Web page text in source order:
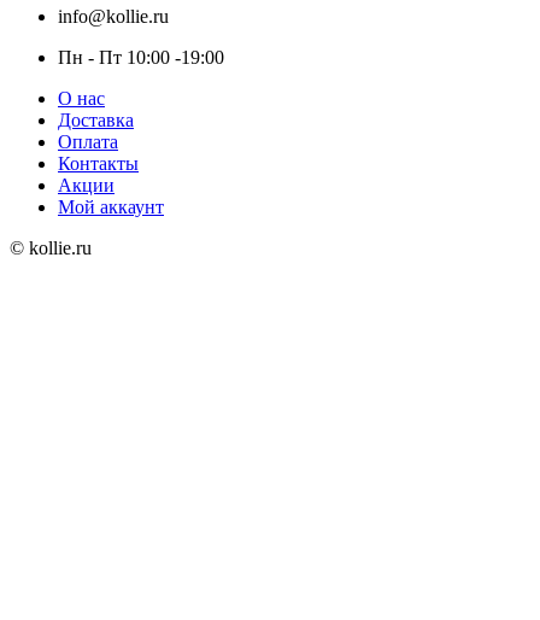
info@kollie.ru
Пн - Пт 10:00 -19:00
О нас
Доставка
Оплата
Контакты
Акции
Мой аккаунт
© kollie.ru